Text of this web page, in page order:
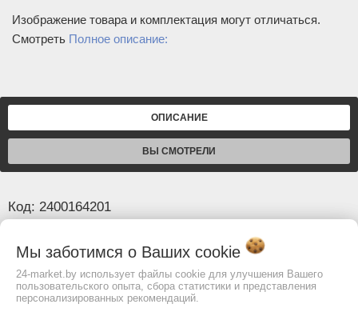
Изображение товара и комплектация могут отличаться.
Смотреть Полное описание:
ОПИСАНИЕ
ВЫ СМОТРЕЛИ
Код: 2400164201
Основные
Гарантия
12 месяцев
Страна производителяТАЙВАНЬ (КИТАЙ)
Мы заботимся о Ваших cookie
24-market.by использует файлы cookie для улучшения Вашего
пользовательского опыта, сбора статистики и представления
персонализированных рекомендаций.